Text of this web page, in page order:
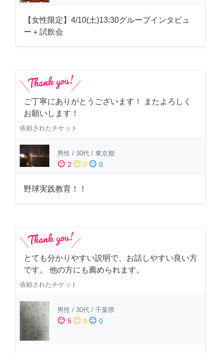
【女性限定】4/10(土)13:30グループインタビュ
ー＋試飲会
ご丁寧にありがとうございます！ またよろしく
お願いします！
依頼されたチケット
男性 / 30代 / 東京都
sentiment_satisfied 2 sentiment_neutral 0 sentiment_dissatisfied 0
野球実践教育！！
とても分かりやすい説明で、お話しやすい良い方
です。 他の方にも薦められます。
依頼されたチケット
男性 / 30代 / 千葉県
sentiment_satisfied 5 sentiment_neutral 0 sentiment_dissatisfied 0